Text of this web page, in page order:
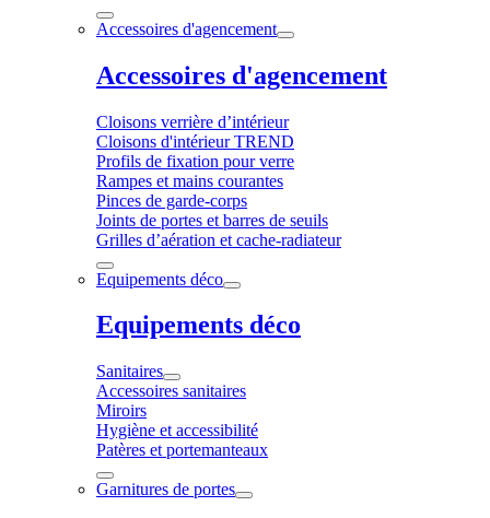
Accessoires d'agencement
Accessoires d'agencement
Cloisons verrière d’intérieur
Cloisons d'intérieur TREND
Profils de fixation pour verre
Rampes et mains courantes
Pinces de garde-corps
Joints de portes et barres de seuils
Grilles d’aération et cache-radiateur
Equipements déco
Equipements déco
Sanitaires
Accessoires sanitaires
Miroirs
Hygiène et accessibilité
Patères et portemanteaux
Garnitures de portes